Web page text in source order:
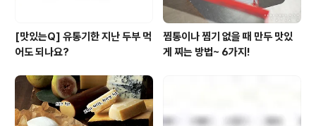
[맛있는Q] 유통기한 지난 두부 먹
어도 되나요?
찜통이나 찜기 없을 때 만두 맛있
게 찌는 방법~ 6가지!